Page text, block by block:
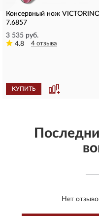
Консервный нож
7.6857
3 535 руб.
4.8
4 отзыва
КУПИТЬ
Нет